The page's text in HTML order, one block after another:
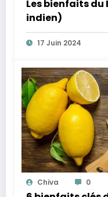
Les bienfaits du
indien)
17 Juin 2024
Chiva 0